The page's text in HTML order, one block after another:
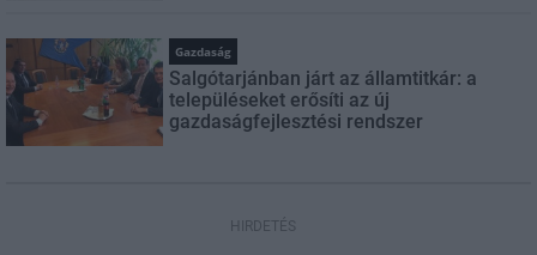
Gazdaság
Salgótarjánban járt az államtitkár: a
településeket erősíti az új
gazdaságfejlesztési rendszer
HIRDETÉS